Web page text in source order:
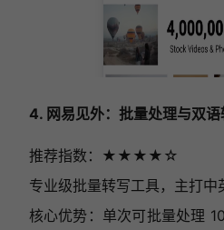
4. 网易见外：批量处理与双
推荐指数：★★★★☆
专业级批量转写工具，主打中
核心优势：单次可批量处理